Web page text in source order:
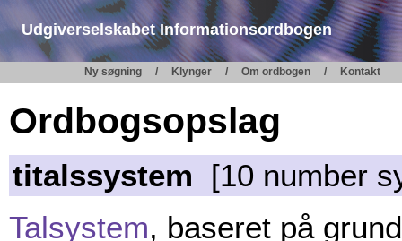
Udgiverselskabet Informationsordbogen
Ny søgning Klynger Om ordbogen Kontakt
Ordbogsopslag
titalssystem [10 number
Talsystem, baseret på